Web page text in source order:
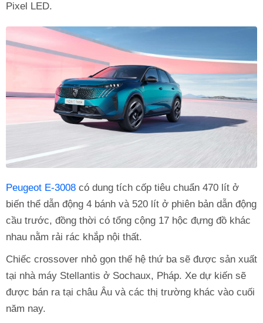
Pixel LED.
Peugeot E-3008 có dung tích cốp tiêu chuẩn 470 lít ở
biến thể dẫn động 4 bánh và 520 lít ở phiên bản dẫn động
cầu trước, đồng thời có tổng cộng 17 hộc đựng đồ khác
nhau nằm rải rác khắp nội thất.
Chiếc crossover nhỏ gọn thế hệ thứ ba sẽ được sản xuất
tại nhà máy Stellantis ở Sochaux, Pháp. Xe dự kiến sẽ
được bán ra tại châu Âu và các thị trường khác vào cuối
năm nay.